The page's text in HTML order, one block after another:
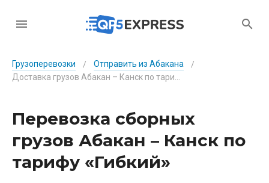
Грузоперевозки / Отправить из Абакана
/
Перевозка сборных
грузов Абакан – Канск по
тарифу «Гибкий»